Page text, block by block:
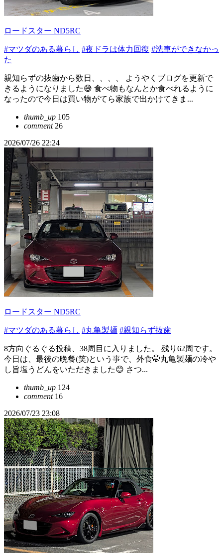
ロードスター ND5RC
#マツダのある暮らし #夜ドラは体力回復 #洗車ができなかっ
た
親知らずの抜歯から数日、、、、 ようやくブログを更新で
きるようになりました😅 食べ物もなんとか食べれるように
なったので今日は買い物がてら家族で出かけてきま...
thumb_up 105
comment26
2026/07/26 22:24
ロードスター ND5RC
#マツダのある暮らし #丸亀製麺 #親知らず抜歯
8方向ぐるぐる投稿、38周目に入りました。 残り62周です。
今日は、最後の晩餐(笑)という事で、外食🤭丸亀製麺の冷や
し旨塩うどんをいただきました😊 さつ...
thumb_up 124
comment16
2026/07/23 23:08